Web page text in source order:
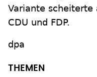
Variante scheiterte
CDU und FDP.
dpa